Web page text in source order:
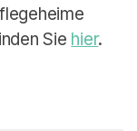
Sie hier.